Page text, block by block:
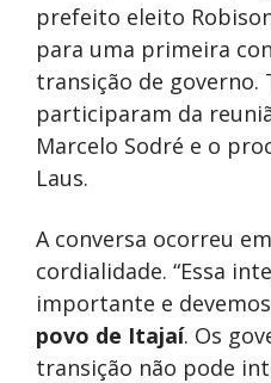
prefeito eleito
para uma primeira
transição de governo.
participaram da
Marcelo Sodré e o
Laus.
A conversa ocorreu
cordialidade. “Essa
importante e
povo de Itajaí. Os
transição não pode